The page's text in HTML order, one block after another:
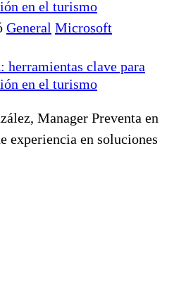
General Microsoft
clave para
en el turismo
Manager Preventa en
experiencia en soluciones